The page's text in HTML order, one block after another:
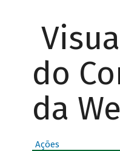
do
da
Ações